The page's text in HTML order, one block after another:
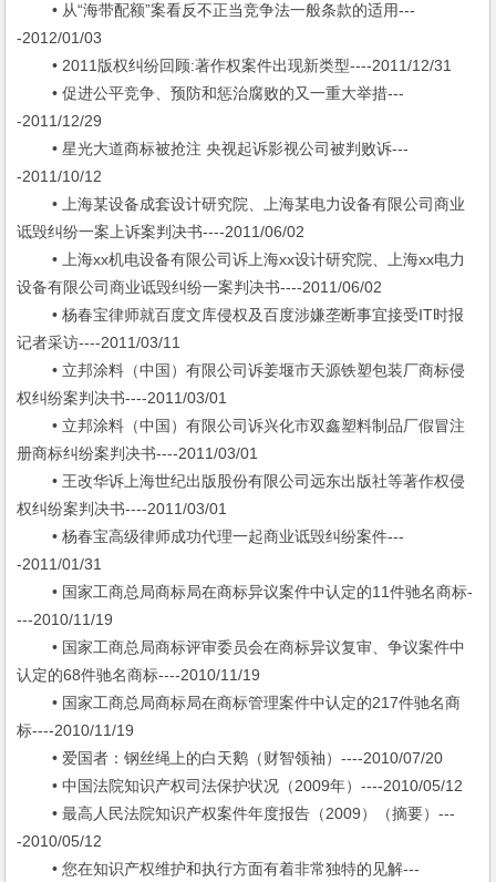
• 从“海带配额”案看反不正当竞争法一般条款的适用---
-2012/01/03
• 2011版权纠纷回顾:著作权案件出现新类型----2011/12/31
• 促进公平竞争、预防和惩治腐败的又一重大举措---
-2011/12/29
• 星光大道商标被抢注 央视起诉影视公司被判败诉---
-2011/10/12
• 上海某设备成套设计研究院、上海某电力设备有限公司商业
诋毁纠纷一案上诉案判决书----2011/06/02
• 上海xx机电设备有限公司诉上海xx设计研究院、上海xx电力
设备有限公司商业诋毁纠纷一案判决书----2011/06/02
• 杨春宝律师就百度文库侵权及百度涉嫌垄断事宜接受IT时报
记者采访----2011/03/11
• 立邦涂料（中国）有限公司诉姜堰市天源铁塑包装厂商标侵
权纠纷案判决书----2011/03/01
• 立邦涂料（中国）有限公司诉兴化市双鑫塑料制品厂假冒注
册商标纠纷案判决书----2011/03/01
• 王改华诉上海世纪出版股份有限公司远东出版社等著作权侵
权纠纷案判决书----2011/03/01
• 杨春宝高级律师成功代理一起商业诋毁纠纷案件---
-2011/01/31
• 国家工商总局商标局在商标异议案件中认定的11件驰名商标-
---2010/11/19
• 国家工商总局商标评审委员会在商标异议复审、争议案件中
认定的68件驰名商标----2010/11/19
• 国家工商总局商标局在商标管理案件中认定的217件驰名商
标----2010/11/19
• 爱国者：钢丝绳上的白天鹅（财智领袖）----2010/07/20
• 中国法院知识产权司法保护状况（2009年）----2010/05/12
• 最高人民法院知识产权案件年度报告（2009）（摘要）---
-2010/05/12
• 您在知识产权维护和执行方面有着非常独特的见解---